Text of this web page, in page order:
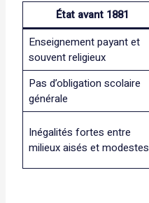
État avant 1881
Enseignement payant et
souvent religieux
Pas d’obligation scolaire
générale
Inégalités fortes entre
milieux aisés et modestes